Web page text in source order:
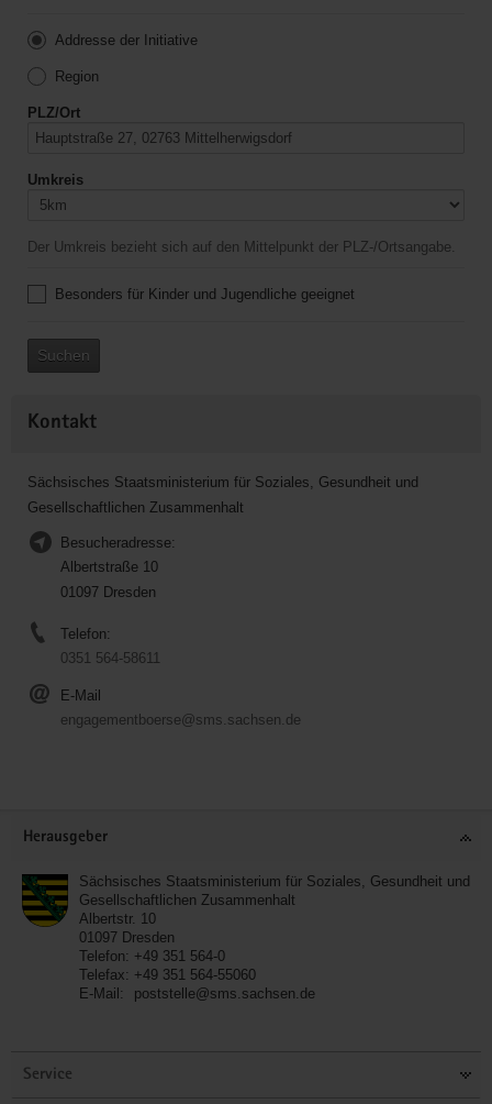
Addresse der Initiative
Region
PLZ/Ort
Umkreis
Der Umkreis bezieht sich auf den Mittelpunkt der PLZ-/Ortsangabe.
Besonders für Kinder und Jugendliche geeignet
Suchen
Kontakt
Sächsisches Staatsministerium für Soziales, Gesundheit und
Gesellschaftlichen Zusammenhalt
Besucheradresse:
Albertstraße 10
01097 Dresden
Telefon:
0351 564-58611
E-Mail
engagementboerse@sms.sachsen.de
Herausgeber
Sächsisches Staatsministerium für Soziales, Gesundheit und
Gesellschaftlichen Zusammenhalt
Albertstr. 10
01097 Dresden
Telefon: +49 351 564-0
Telefax: +49 351 564-55060
E-Mail:
poststelle@sms.sachsen.de
Service